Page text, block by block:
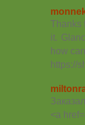
Thanks
it.
how
https://
<a